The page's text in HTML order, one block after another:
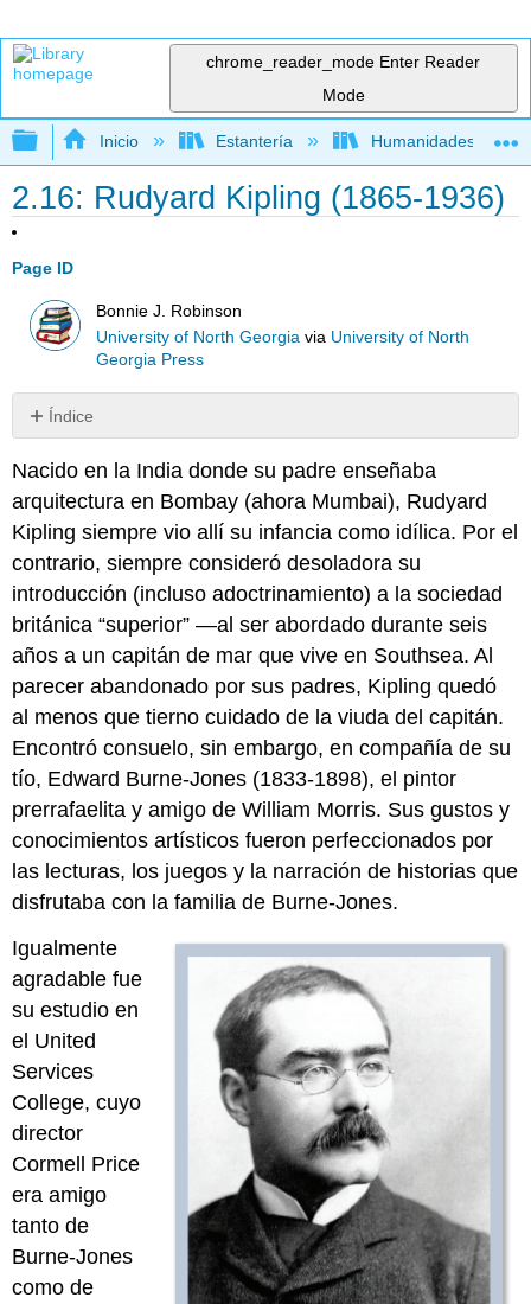
chrome_reader_mode Enter Reader
Mode
Expandir/contraer jerarquía global
Inicio Estantería Humanidades
2.16: Rudyard Kipling (1865-1936)
Page ID
Bonnie J. Robinson
University of North Georgia via University of North
Georgia Press
Índice
“El
hombre
que
sería
rey”
2.16.2:
Preguntas
lectura
y
revisión
Nacido en la India donde su padre enseñaba
arquitectura en Bombay (ahora Mumbai), Rudyard
Kipling siempre vio allí su infancia como idílica. Por el
contrario, siempre consideró desoladora su
introducción (incluso adoctrinamiento) a la sociedad
británica “superior” —al ser abordado durante seis
años a un capitán de mar que vive en Southsea. Al
parecer abandonado por sus padres, Kipling quedó
al menos que tierno cuidado de la viuda del capitán.
Encontró consuelo, sin embargo, en compañía de su
tío, Edward Burne-Jones (1833-1898), el pintor
prerrafaelita y amigo de William Morris. Sus gustos y
conocimientos artísticos fueron perfeccionados por
las lecturas, los juegos y la narración de historias que
disfrutaba con la familia de Burne-Jones.
Igualmente
agradable fue
su estudio en
el United
Services
College, cuyo
director
Cormell Price
era amigo
tanto de
Burne-Jones
como de